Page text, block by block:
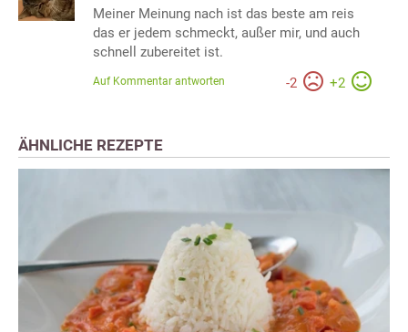
Meiner Meinung nach ist das beste am reis
das er jedem schmeckt, außer mir, und auch
schnell zubereitet ist.
-2 +2
Auf Kommentar antworten
ÄHNLICHE REZEPTE